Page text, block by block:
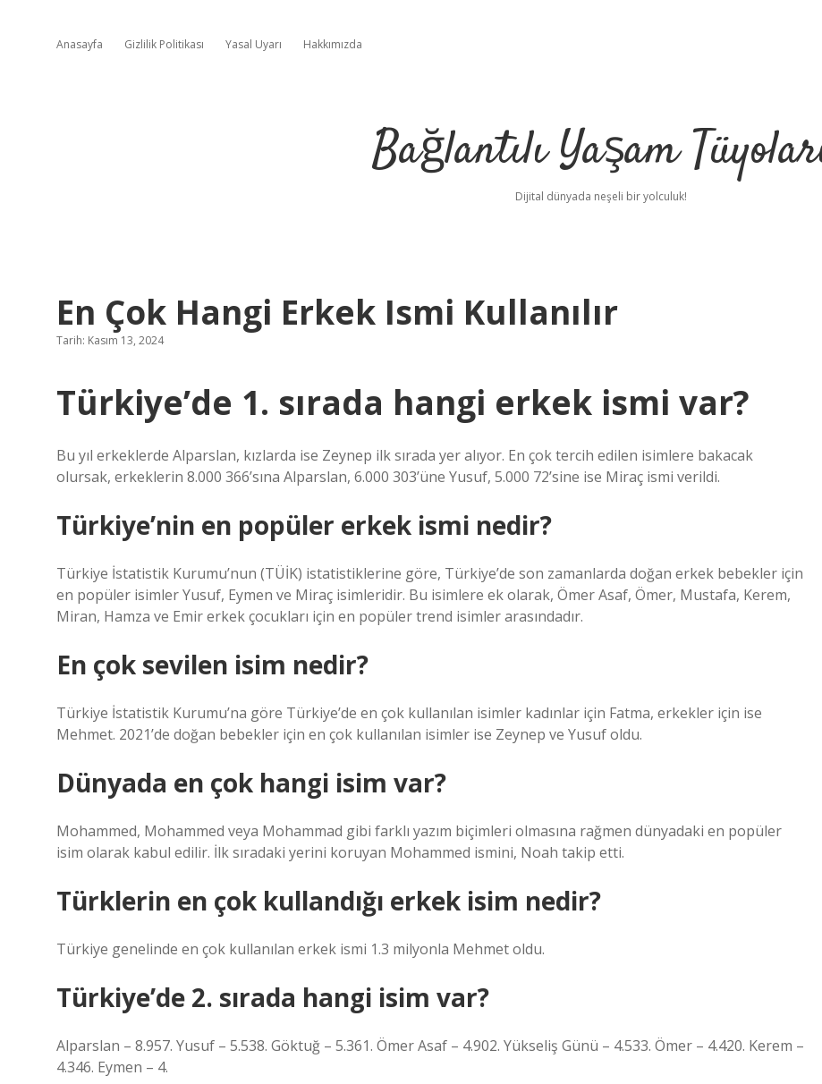
Anasayfa Gizlilik Politikası Yasal Uyarı Hakkımızda
Bağlantılı Yaşam
Dijital dünyada neşeli bir yolculuk!
En Çok Hangi Erkek Ismi Kullanılır
Tarih: Kasım 13, 2024
Türkiye’de 1. sırada hangi erkek ismi var?
Bu yıl erkeklerde Alparslan, kızlarda ise Zeynep ilk sırada yer alıyor. En çok tercih edilen isimlere bakacak
olursak, erkeklerin 8.000 366’sına Alparslan, 6.000 303’üne Yusuf, 5.000 72’sine ise Miraç ismi verildi.
Türkiye’nin en popüler erkek ismi nedir?
Türkiye İstatistik Kurumu’nun (TÜİK) istatistiklerine göre, Türkiye’de son zamanlarda doğan erkek bebekler için
en popüler isimler Yusuf, Eymen ve Miraç isimleridir. Bu isimlere ek olarak, Ömer Asaf, Ömer, Mustafa, Kerem,
Miran, Hamza ve Emir erkek çocukları için en popüler trend isimler arasındadır.
En çok sevilen isim nedir?
Türkiye İstatistik Kurumu’na göre Türkiye’de en çok kullanılan isimler kadınlar için Fatma, erkekler için ise
Mehmet. 2021’de doğan bebekler için en çok kullanılan isimler ise Zeynep ve Yusuf oldu.
Dünyada en çok hangi isim var?
Mohammed, Mohammed veya Mohammad gibi farklı yazım biçimleri olmasına rağmen dünyadaki en popüler
isim olarak kabul edilir. İlk sıradaki yerini koruyan Mohammed ismini, Noah takip etti.
Türklerin en çok kullandığı erkek isim nedir?
Türkiye genelinde en çok kullanılan erkek ismi 1.3 milyonla Mehmet oldu.
Türkiye’de 2. sırada hangi isim var?
Alparslan – 8.957. Yusuf – 5.538. Göktuğ – 5.361. Ömer Asaf – 4.902. Yükseliş Günü – 4.533. Ömer – 4.420. Kerem –
4.346. Eymen – 4.